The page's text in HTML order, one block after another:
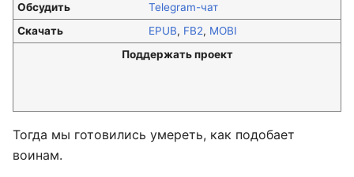
Обсудить
Telegram-чат
Скачать
EPUB, FB2, MOBI
Поддержать проект
Тогда мы готовились умереть, как подобает
воинам.